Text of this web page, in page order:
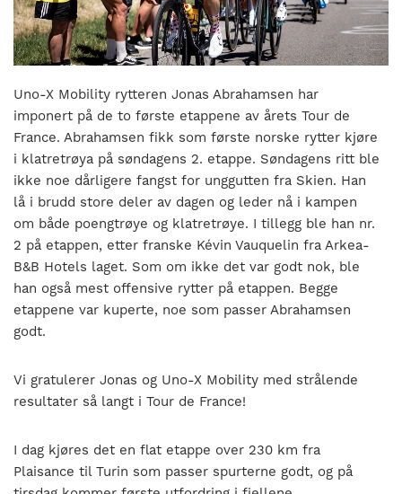
til
bli
en
folkesport.
Uno-X Mobility rytteren Jonas Abrahamsen har
imponert på de to første etappene av årets Tour de
France. Abrahamsen fikk som første norske rytter kjøre
i klatretrøya på søndagens 2. etappe. Søndagens ritt ble
ikke noe dårligere fangst for unggutten fra Skien. Han
lå i brudd store deler av dagen og leder nå i kampen
om både poengtrøye og klatretrøye. I tillegg ble han nr.
2 på etappen, etter franske Kévin Vauquelin fra Arkea-
B&B Hotels laget. Som om ikke det var godt nok, ble
han også mest offensive rytter på etappen. Begge
etappene var kuperte, noe som passer Abrahamsen
godt.
Vi gratulerer Jonas og Uno-X Mobility med strålende
resultater så langt i Tour de France!
I dag kjøres det en flat etappe over 230 km fra
Plaisance til Turin som passer spurterne godt, og på